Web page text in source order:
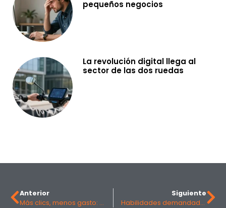
pequeños negocios
La revolución digital llega al
sector de las dos ruedas
Anterior
Más clics, menos gasto: el poder de la inteligencia de precios en Ads
Siguiente
Habilidades demandadas en la empresa: las 10 más valoradas para el éxito laboral